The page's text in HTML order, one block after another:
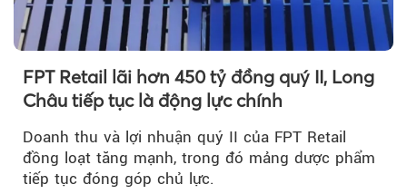
FPT Retail lãi hơn 450 tỷ đồng quý II, Long
Châu tiếp tục là động lực chính
Doanh thu và lợi nhuận quý II của FPT Retail
đồng loạt tăng mạnh, trong đó mảng dược phẩm
tiếp tục đóng góp chủ lực.